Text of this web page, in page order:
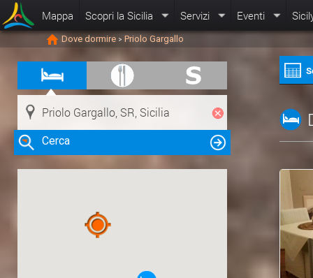
Mappa Scopri la Sicilia Servizi Eventi
Dove dormire > Priolo Gargallo
Cerca
Clicca su una risorsa nella mappa